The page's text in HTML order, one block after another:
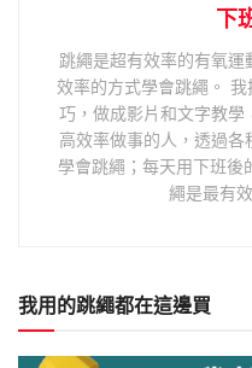
下
跳繩是超有效率的有氧
效率的方式學會跳繩。
巧，做成影片和文字教
高效率做事的人，透過
學會跳繩；每天用下班
繩是最有
我用的跳繩都在這邊買